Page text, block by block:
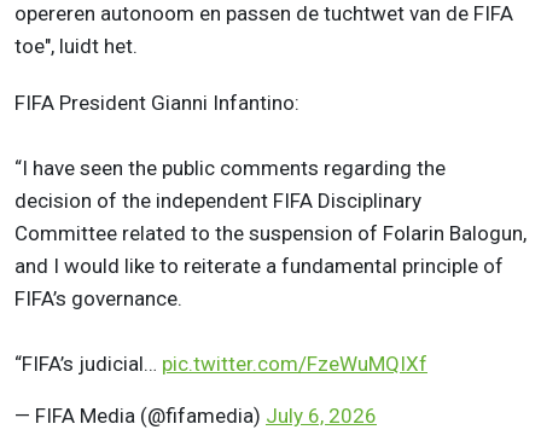
opereren autonoom en passen de tuchtwet van de FIFA
toe", luidt het.
FIFA President Gianni Infantino:
“I have seen the public comments regarding the
decision of the independent FIFA Disciplinary
Committee related to the suspension of Folarin Balogun,
and I would like to reiterate a fundamental principle of
FIFA’s governance.
“FIFA’s judicial… pic.twitter.com/FzeWuMQIXf
— FIFA Media (@fifamedia) July 6, 2026